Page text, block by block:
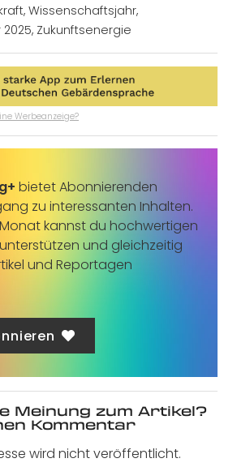
, Wissenschaftsjahr,
, Zukunftsenergie
Werbeanzeige?
bietet Abonnierenden
zu interessanten Inhalten.
kannst du hochwertigen
und gleichzeitig
und Reportagen
Meinung zum Artikel?
Kommentar
wird nicht veröffentlicht.